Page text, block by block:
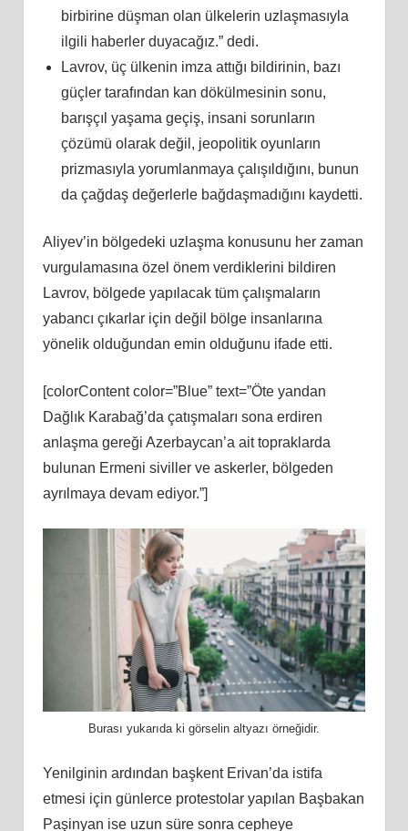
birbirine düşman olan ülkelerin uzlaşmasıyla
ilgili haberler duyacağız.” dedi.
Lavrov, üç ülkenin imza attığı bildirinin, bazı
güçler tarafından kan dökülmesinin sonu,
barışçıl yaşama geçiş, insani sorunların
çözümü olarak değil, jeopolitik oyunların
prizmasıyla yorumlanmaya çalışıldığını, bunun
da çağdaş değerlerle bağdaşmadığını kaydetti.
Aliyev’in bölgedeki uzlaşma konusunu her zaman
vurgulamasına özel önem verdiklerini bildiren
Lavrov, bölgede yapılacak tüm çalışmaların
yabancı çıkarlar için değil bölge insanlarına
yönelik olduğundan emin olduğunu ifade etti.
[colorContent color=”Blue” text=”Öte yandan
Dağlık Karabağ’da çatışmaları sona erdiren
anlaşma gereği Azerbaycan’a ait topraklarda
bulunan Ermeni siviller ve askerler, bölgeden
ayrılmaya devam ediyor.”]
Burası yukarıda ki görselin altyazı örneğidir.
Yenilginin ardından başkent Erivan’da istifa
etmesi için günlerce protestolar yapılan Başbakan
Paşinyan ise uzun süre sonra cepheye